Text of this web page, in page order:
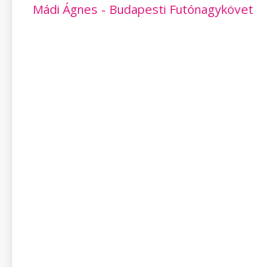
Mádi Ágnes - Budapesti Futónagykövet